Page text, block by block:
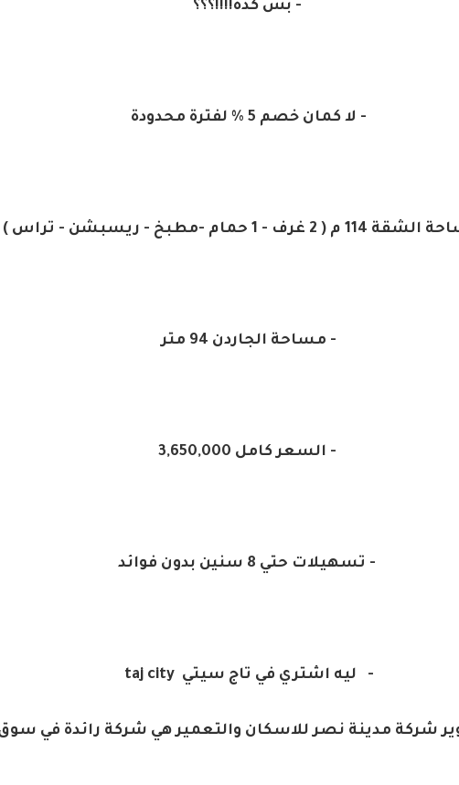
- بس كدة!!!!؟؟؟
- لا كمان خصم 5 % لفترة محدودة
م ( 2 غرف - 1 حمام -مطبخ - ريسبشن - تراس )
- مساحة الجاردن 94 متر
- السعر كامل 3,650,000
- تسهيلات حتي 8 سنين بدون فوائد
- ليه اشتري في تاج سيتي taj city
شركة مدينة نصر للاسكان والتعمير هي شركة رائدة في